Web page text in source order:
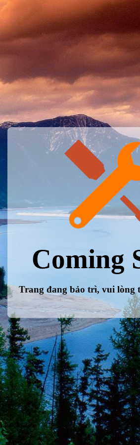
Coming
Trang đang bảo trì, vui lòng